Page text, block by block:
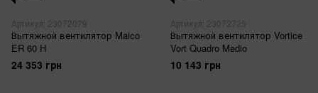
Артикул: 23072079
Вытяжной вентилятор Maico
ER 60 H
24 353 грн
Артикул: 23072725
Вытяжной вентилятор Vortice
Vort Quadro Medio
10 143 грн